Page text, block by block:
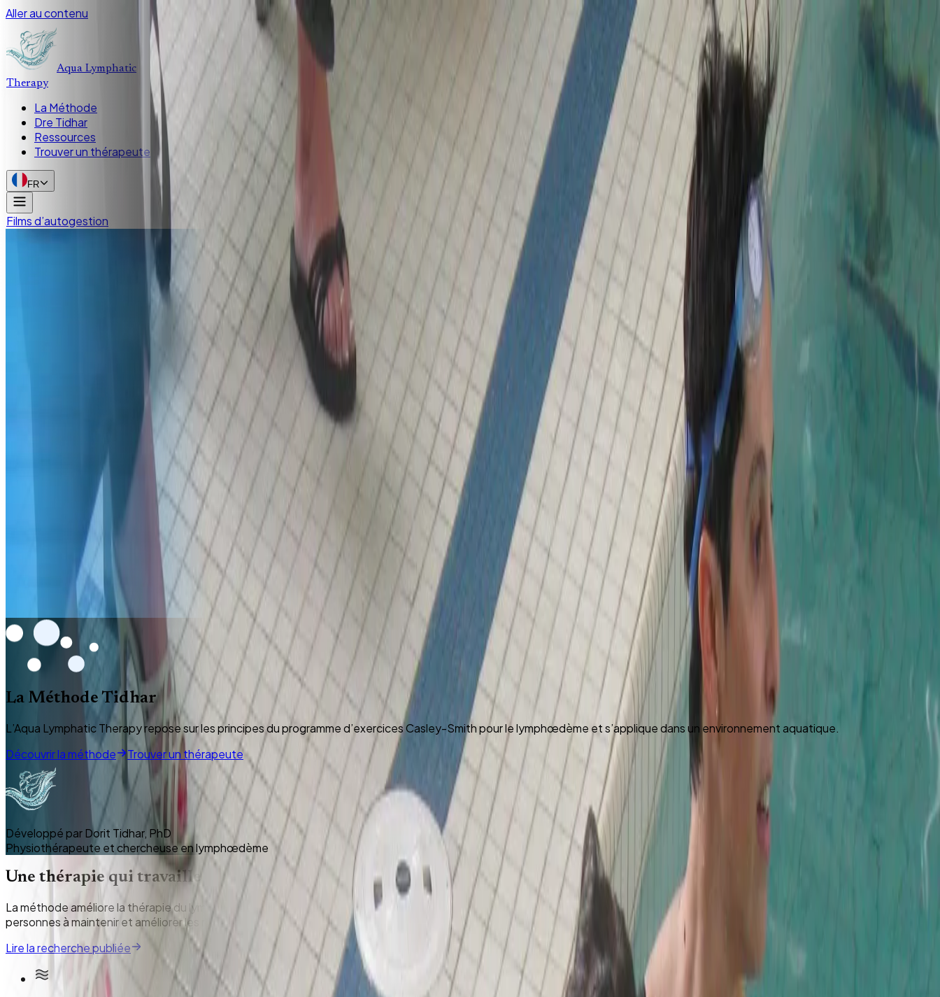
Aller au contenu
Aqua Lymphatic
Therapy
La Méthode
Dre Tidhar
Ressources
Trouver un thérapeute
FR
Films d’autogestion
La Méthode Tidhar
L’Aqua Lymphatic Therapy repose sur les principes du programme d’exercices Casley-Smith pour le lymphœdème et s’applique dans un environnement aquatique.
Découvrir la méthode
Trouver un thérapeute
Développé par Dorit Tidhar, PhD
Physiothérapeute et chercheuse en lymphœdème
Une thérapie qui travaille avec l’eau, pas contre le corps.
La méthode améliore la thérapie du lymphœdème en combinant les principes de l’anatomie et de la physiologie lymphatiques avec l’effet de l’immersion dans l’eau, aidant les
personnes à maintenir et améliorer les résultats des traitements conventionnels.
Lire la recherche publiée